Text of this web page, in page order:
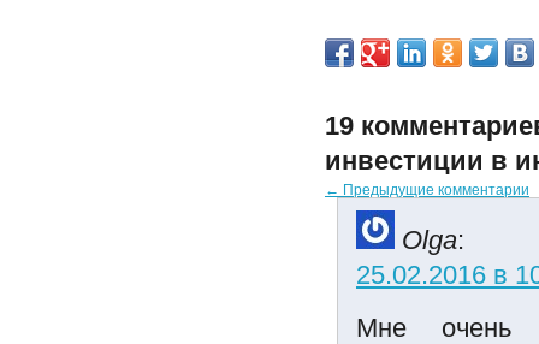
19
инвестиции в
← Предыдущие комментарии
Olga:
25.02.2016 в
Мне очень